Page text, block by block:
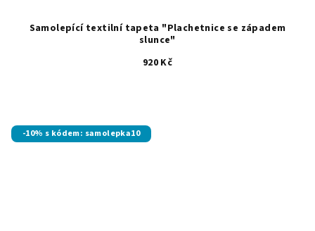
Samolepící textilní tapeta "Plachetnice se západem
slunce"
920 Kč
-10% s kódem: samolepka10